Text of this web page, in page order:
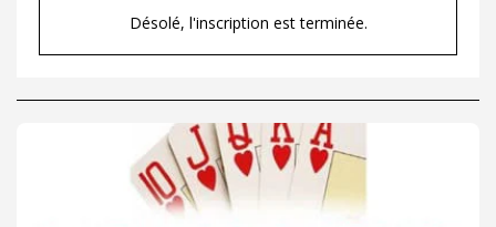
Désolé, l'inscription est terminée.